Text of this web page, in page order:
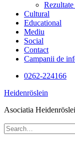
Cultural
Educational
Mediu
Social
Contact
Campanii de
0262-224166
Heidenröslein
Asociatia
Search
for: